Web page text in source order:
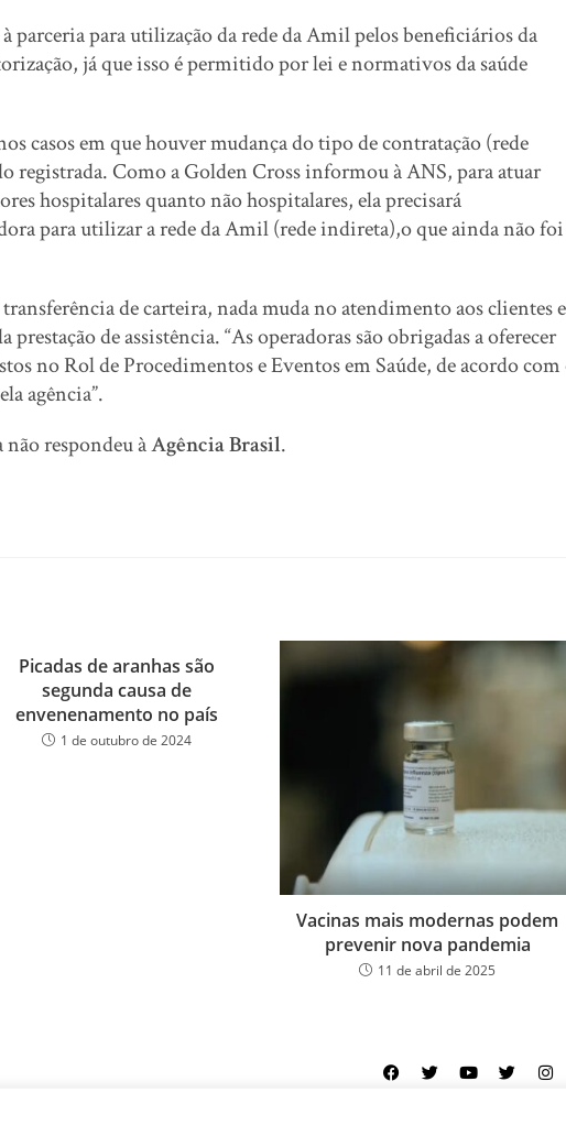
parceria para utilização da rede da Amil pelos beneficiários da
já que isso é permitido por lei e normativos da saúde
casos em que houver mudança do tipo de contratação (rede
registrada. Como a Golden Cross informou à ANS, para atuar
hospitalares quanto não hospitalares, ela precisará
para utilizar a rede da Amil (rede indireta),o que ainda não foi
de carteira, nada muda no atendimento aos clientes e
de assistência. “As operadoras são obrigadas a oferecer
no Rol de Procedimentos e Eventos em Saúde, de acordo com
agência”.
respondeu àAgência Brasil.
Picadas de aranhas são
segunda causa de
envenenamento no país
1 de outubro de 2024
Vacinas mais modernas podem
prevenir nova pandemia
11 de abril de 2025